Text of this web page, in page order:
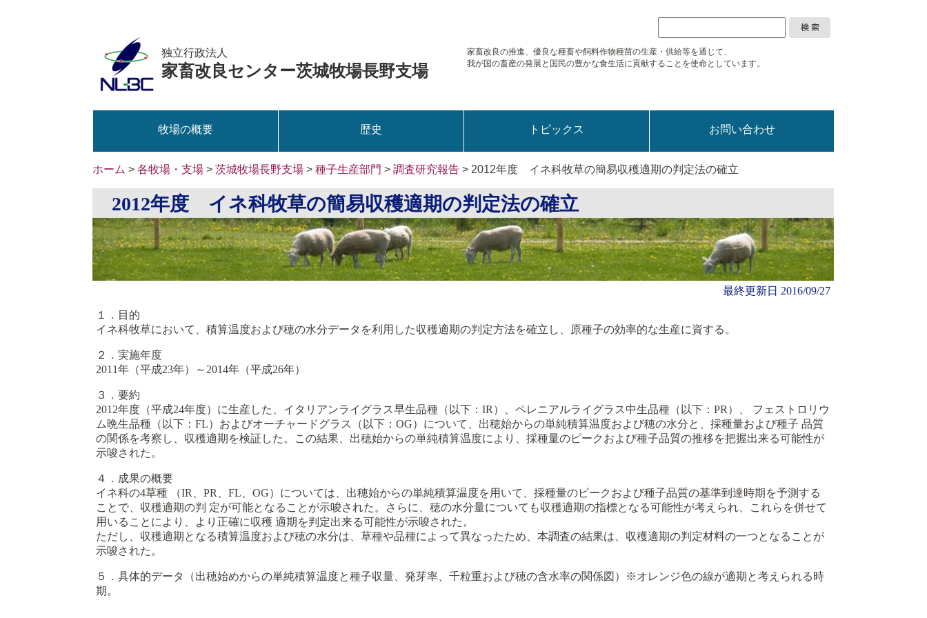
独立行政法人
家畜改良センター茨城牧場長野支場
家畜改良の推進、優良な種畜や飼料作物種苗の生産・供給等を通じて、
我が国の畜産の発展と国民の豊かな食生活に貢献することを使命としています。
牧場の概要 歴史 トピックス お問い合わせ
ホーム >各牧場・支場 >茨城牧場長野支場 >種子生産部門 >調査研究報告 > 2012年度 イネ科牧草の簡易収穫適期の判定法の確立
2012年度 イネ科牧草の簡易収穫適期の判定法の確立
最終更新日 2016/09/27
１．目的
イネ科牧草において、積算温度および穂の水分データを利用した収穫適期の判定方法を確立し、原種子の効率的な生産に資する。
２．実施年度
2011年（平成23年）～2014年（平成26年）
３．要約
2012年度（平成24年度）に生産した、イタリアンライグラス早生品種（以下：IR）、ペレニアルライグラス中生品種（以下：PR）、 フェストロリウ
ム晩生品種（以下：FL）およびオーチャードグラス（以下：OG）について、出穂始からの単純積算温度および穂の水分と、採種量および種子 品質
の関係を考察し、収穫適期を検証した。この結果、出穂始からの単純積算温度により、採種量のピークおよび種子品質の推移を把握出来る可能性が
示唆された。
４．成果の概要
イネ科の4草種 （IR、PR、FL、OG）については、出穂始からの単純積算温度を用いて、採種量のピークおよび種子品質の基準到達時期を予測する
ことで、収穫適期の判 定が可能となることが示唆された。さらに、穂の水分量についても収穫適期の指標となる可能性が考えられ、これらを併せて
用いることにより、より正確に収穫 適期を判定出来る可能性が示唆された。
ただし、収穫適期となる積算温度および穂の水分は、草種や品種によって異なったため、本調査の結果は、収穫適期の判定材料の一つとなることが
示唆された。
５．具体的データ（出穂始めからの単純積算温度と種子収量、発芽率、千粒重および穂の含水率の関係図）※オレンジ色の線が適期と考えられる時
期。